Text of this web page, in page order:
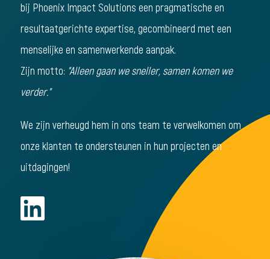
bij Phoenix Impact Solutions een pragmatische en
resultaatgerichte expertise, gecombineerd met een
menselijke en samenwerkende aanpak.
Zijn motto: "Alleen gaan we sneller, samen komen we
verder."
We zijn verheugd hem in ons team te verwelkomen om
onze klanten te ondersteunen in hun projecten en
uitdagingen!